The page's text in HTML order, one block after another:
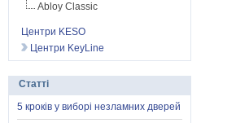
Abloy Classic
Центри KESO
Центри KeyLine
Статті
5 кроків у виборі незламних дверей